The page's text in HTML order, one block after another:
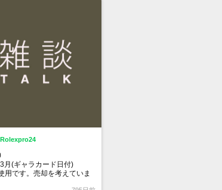
Rolexpro24
月(ギャラカード日付)
用です。売却を考えていま